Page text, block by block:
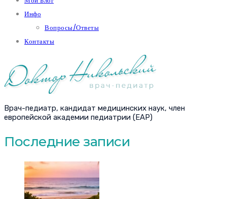
Инфо
Вопросы/Ответы
Контакты
Врач-педиатр, кандидат медицинских наук, член
европейской академии педиатрии (EAP)
Последние записи